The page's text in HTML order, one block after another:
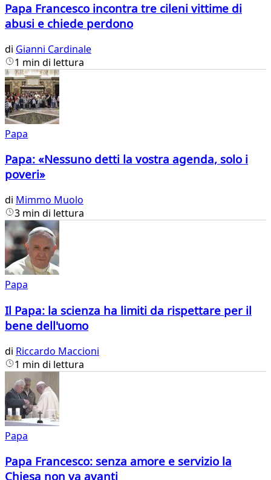
Papa Francesco incontra tre cileni vittime di
abusi e chiede perdono
di Gianni Cardinale
1 min di lettura
Papa
Papa: «Nessuno detti la vostra agenda, solo i
poveri»
di Mimmo Muolo
3 min di lettura
Papa
Il Papa: la scienza ha limiti da rispettare per il
bene dell'uomo
di Riccardo Maccioni
1 min di lettura
Papa
Papa Francesco: senza amore e servizio la
Chiesa non va avanti